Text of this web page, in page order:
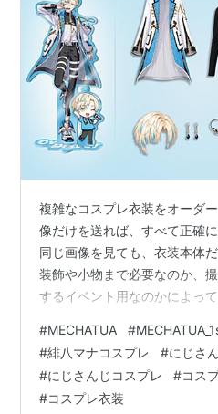
複雑なコスプレ衣装をオーダ
像だけを送れば、すべて正確
同じ画像を見ても、衣装本体
装飾や小物まで必要なのか、
するイベント用なのかによっ
マナ ステージ衣装Ver.**を例
に整理しておきたい内容を、
す。 公演内容や出演メンバー
1st LIVE “Over Drive!”公式イ
#MECHATUA #
#緋八マナコスプレ #にじさ
#にじさんじコスプレ #コス
#コスプレ衣装